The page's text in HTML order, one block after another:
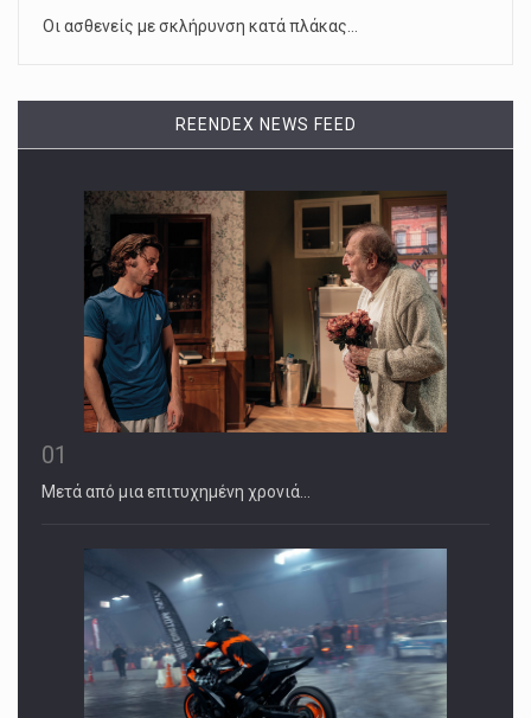
Οι ασθενείς με σκλήρυνση κατά πλάκας…
REENDEX NEWS FEED
01
Μετά από μια επιτυχημένη χρονιά…